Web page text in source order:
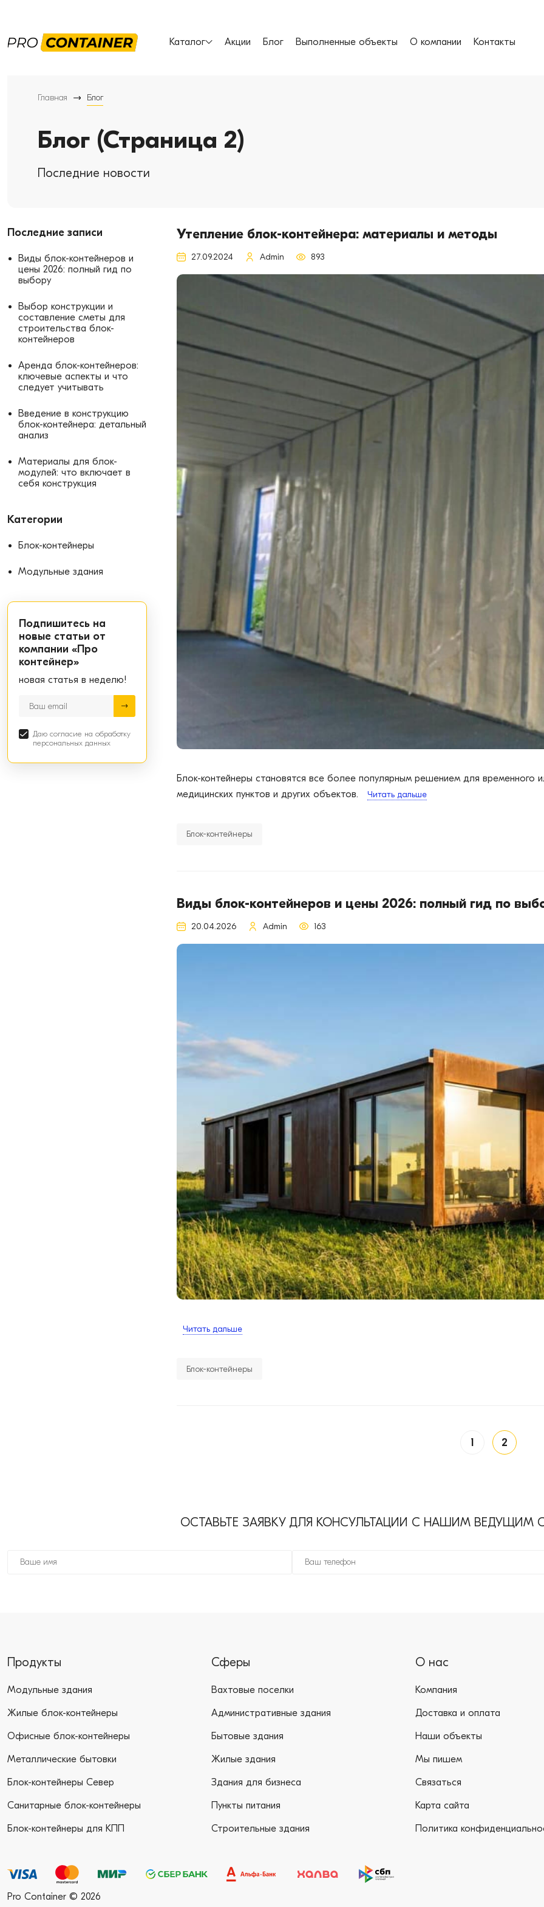
Каталог Акции Блог Выполненные объекты О компании Контакты
Главная Блог
Блог (Страница 2)
Последние новости
Последние записи
Виды блок-контейнеров и
цены 2026: полный гид по
выбору
Выбор конструкции и
составление сметы для
строительства блок-
контейнеров
Аренда блок-контейнеров:
ключевые аспекты и что
следует учитывать
Введение в конструкцию
блок-контейнера: детальный
анализ
Материалы для блок-
модулей: что включает в
себя конструкция
Категории
Блок-контейнеры
Модульные здания
Подпишитесь на
новые статьи от
компании «Про
контейнер»
новая статья в неделю!
Даю согласие на обработку
персональных данных
Утепление блок-контейнера: материалы и методы
27.09.2024 Admin 893
Блок-контейнеры становятся все более популярным решением для
медицинских пунктов и других объектов.
Читать дальше
Блок-контейнеры
Виды блок-контейнеров и цены 2026: полный гид по
20.04.2026 Admin 163
Читать дальше
Блок-контейнеры
1 2
ОСТАВЬТЕ ЗАЯВКУ ДЛЯ КОНСУЛЬТАЦИИ С НАШИМ ВЕДУЩИМ
Продукты
Модульные здания
Жилые блок-контейнеры
Офисные блок-контейнеры
Металлические бытовки
Блок-контейнеры Север
Санитарные блок-контейнеры
Блок-контейнеры для КПП
Сферы
Вахтовые поселки
Административные здания
Бытовые здания
Жилые здания
Здания для бизнеса
Пункты питания
Строительные здания
О нас
Компания
Доставка и оплата
Наши объекты
Мы пишем
Связаться
Карта сайта
Политика
Pro Container © 2026